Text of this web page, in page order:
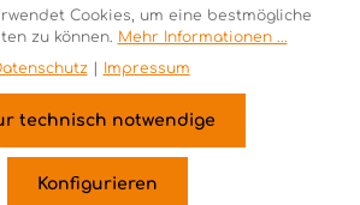
Cookies, um eine bestmögliche
zu können. Mehr Informationen ...
| Impressum
technisch notwendige
Konfigurieren